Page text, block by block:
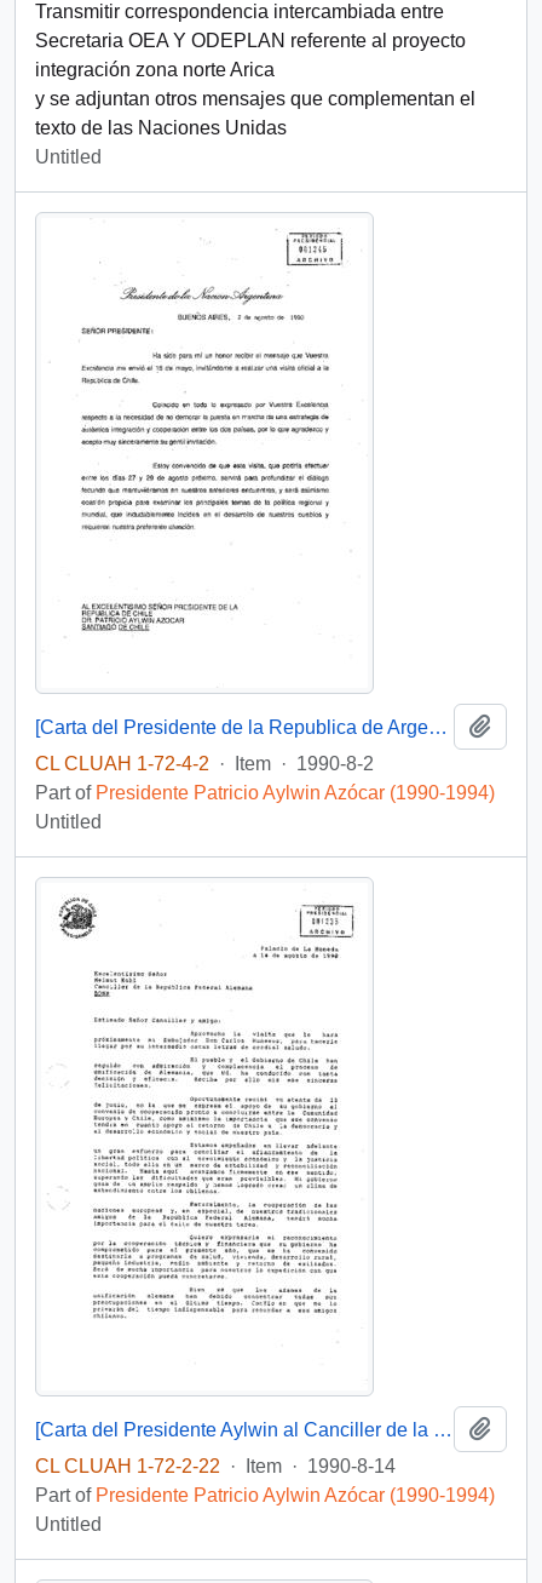
Transmitir correspondencia intercambiada entre
Secretaria OEA Y ODEPLAN referente al proyecto
integración zona norte Arica
y se adjuntan otros mensajes que complementan el
texto de las Naciones Unidas
Untitled
[Carta del Presidente de la Republica de Argentina al Presidente Aylwin, aceptando invitación a visitar al país].
CL CLUAH 1-72-4-2
· Item · 1990-8-2
Part of Presidente Patricio Aylwin Azócar (1990-1994)
Untitled
[Carta del Presidente Aylwin al Canciller de la República Federal de Alemania, enviando sus saludos].
CL CLUAH 1-72-2-22
· Item · 1990-8-14
Part of Presidente Patricio Aylwin Azócar (1990-1994)
Untitled